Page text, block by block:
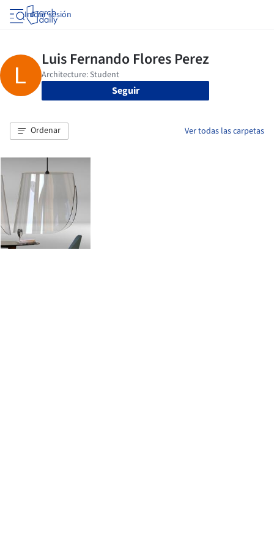
Iniciar sesión
Seguir
Ordenar Ver todas las carpetas